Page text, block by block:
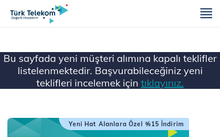
Bu sayfada yeni müşteri alımına kapalı teklifler
listelenmektedir. Başvurabileceğiniz yeni
teklifleri incelemek için tıklayınız.
Ana Sayfa ... Faturalı Tarifeler Uğurlu 6GB Tarifesi
Yeni Hat Alanlara Özel %15 İndirim